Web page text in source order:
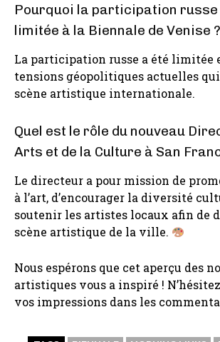
Pourquoi la participation
limitée à la Biennale de Venise ?
La participation russe a été limitée
tensions géopolitiques actuelles
scène artistique internationale.
Quel est le rôle du nouveau
Arts et de la Culture à San
Le directeur a pour mission de
à l’art, d’encourager la diversité
soutenir les artistes locaux afin de
scène artistique de la ville.
Nous espérons que cet aperçu des
artistiques vous a inspiré !
vos impressions dans les